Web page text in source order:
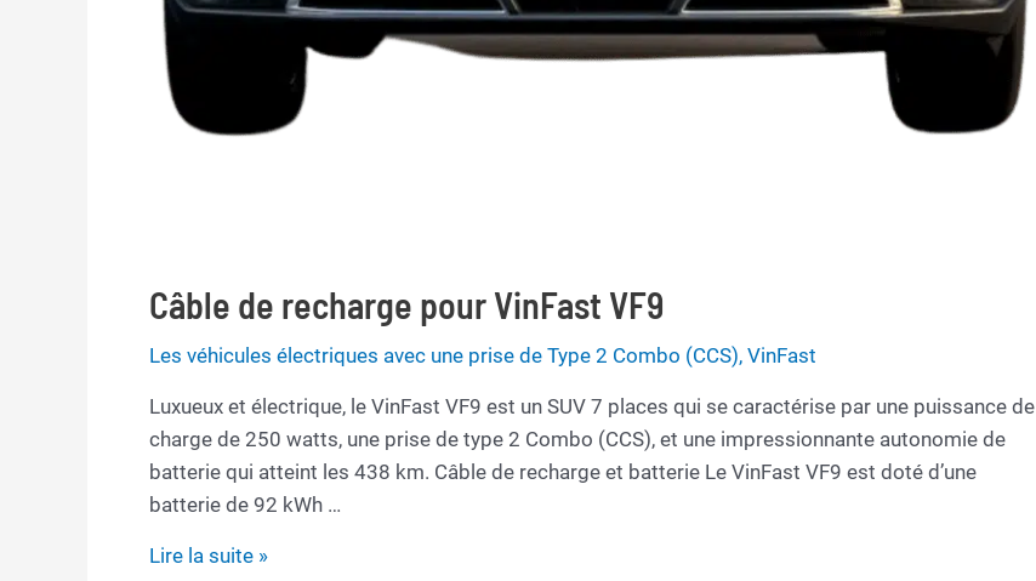
Câble de recharge pour VinFast VF9
Les véhicules électriques avec une prise de Type 2 Combo (CCS), VinFast
Luxueux et électrique, le VinFast VF9 est un SUV 7 places qui se caractérise par une puissance de
charge de 250 watts, une prise de type 2 Combo (CCS), et une impressionnante autonomie de
batterie qui atteint les 438 km. Câble de recharge et batterie Le VinFast VF9 est doté d’une
batterie de 92 kWh …
Câble
Lire la suite »